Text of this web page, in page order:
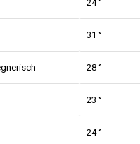
24 °
31 °
28 °
23 °
24 °